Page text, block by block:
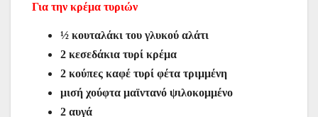
Για την κρέμα τυριών
½ κουταλάκι του γλυκού αλάτι
2 κεσεδάκια τυρί κρέμα
2 κούπες καφέ τυρί φέτα τριμμένη
μισή χούφτα μαϊντανό ψιλοκομμένο
2 αυγά